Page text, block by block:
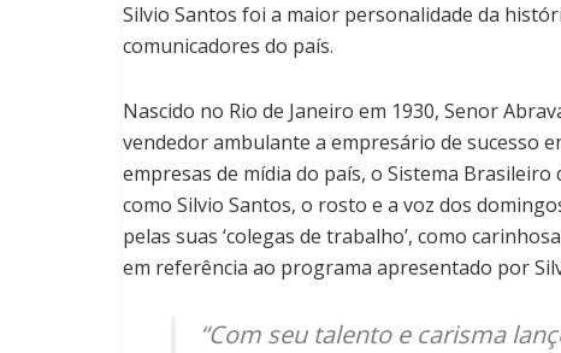
Silvio Santos foi a maior personalidade da
comunicadores do país.
Nascido no Rio de Janeiro em 1930, Senor
vendedor ambulante a empresário de sucesso
empresas de mídia do país, o Sistema
como Silvio Santos, o rosto e a voz dos
pelas suas ‘colegas de trabalho’, como
em referência ao programa apresentado por
“Com seu talento e carisma